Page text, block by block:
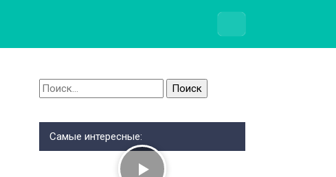
Найти:
Самые интересные: